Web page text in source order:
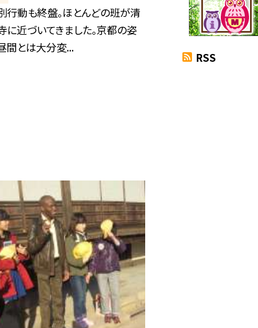
行動も終盤。ほとんどの班が清
に近づいてきました。京都の姿
間とは大分変...
RSS